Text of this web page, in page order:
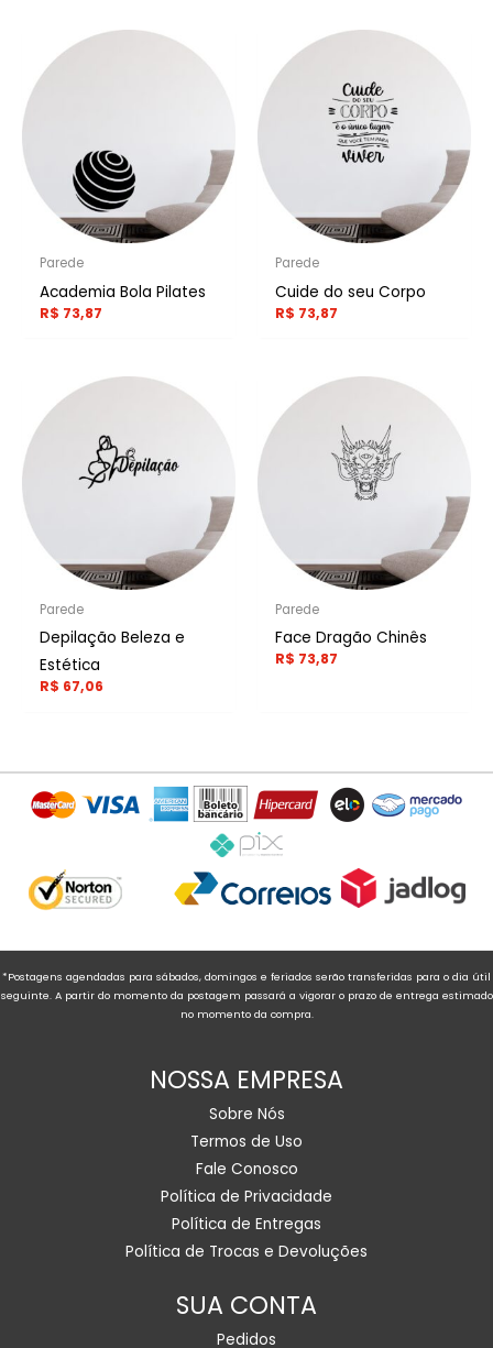
Parede
Academia Bola Pilates
R$ 73,87
Parede
Cuide do seu Corpo
R$ 73,87
Parede
Depilação Beleza e
Estética
R$ 67,06
Parede
Face Dragão Chinês
R$ 73,87
*Postagens agendadas para sábados, domingos e feriados serão transferidas para o dia útil
seguinte. A partir do momento da postagem passará a vigorar o prazo de entrega estimado
no momento da compra.
NOSSA EMPRESA
Sobre Nós
Termos de Uso
Fale Conosco
Política de Privacidade
Política de Entregas
Política de Trocas e Devoluções
SUA CONTA
Pedidos